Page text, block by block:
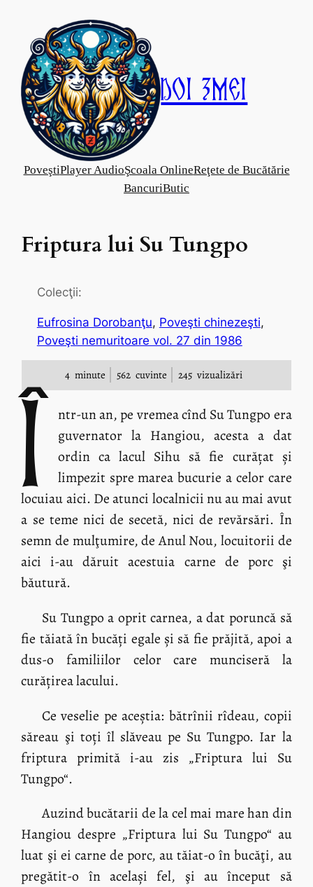
content
Doi Zmei
PoveştiPlayer AudioŞcoala OnlineReţete de Bucătărie
BancuriButic
Friptura lui Su Tungpo
Colecţii:
Eufrosina Dorobanţu, Poveşti chinezeşti
Poveşti nemuritoare vol. 27 din 1986
4 minute 562 cuvinte 245 vizualizări
Î
ntr-un an, pe vremea cînd Su Tungpo era
guvernator la Hangiou, acesta a dat
ordin ca lacul Sihu să fie curățat și
limpezit spre marea bucurie a celor care
locuiau aici. De atunci localnicii nu au mai avut
a se teme nici de secetă, nici de revărsări. În
semn de mulţumire, de Anul Nou, locuitorii de
aici i-au dăruit acestuia carne de porc şi
băutură.
Su Tungpo a oprit carnea, a dat poruncă să
fie tăiată în bucăți egale și să fie prăjită, apoi a
dus-o familiilor celor care munciseră la
curățirea lacului.
Ce veselie pe aceștia: bătrînii rîdeau, copii
săreau şi toți îl slăveau pe Su Tungpo. Iar la
friptura primită i-au zis „Friptura lui Su
Tungpo“.
Auzind bucătarii de la cel mai mare han din
Hangiou despre „Friptura lui Su Tungpo“ au
luat şi ei carne de porc, au tăiat-o în bucăţi, au
pregătit-o în același fel, şi au început să